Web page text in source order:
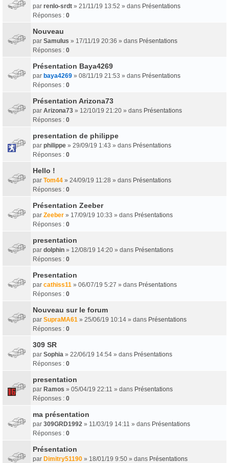
par renlo-srdt » 21/11/19 13:52 » dans Présentations
Réponses : 0
Nouveau
par Samulus » 17/11/19 20:36 » dans Présentations
Réponses : 0
Présentation Baya4269
par baya4269 » 08/11/19 21:53 » dans Présentations
Réponses : 0
Présentation Arizona73
par Arizona73 » 12/10/19 21:20 » dans Présentations
Réponses : 0
presentation de philippe
par philippe » 29/09/19 1:43 » dans Présentations
Réponses : 0
Hello !
par Tom44 » 24/09/19 11:28 » dans Présentations
Réponses : 0
Présentation Zeeber
par Zeeber » 17/09/19 10:33 » dans Présentations
Réponses : 0
presentation
par dolphin » 12/08/19 14:20 » dans Présentations
Réponses : 0
Presentation
par cathiss11 » 06/07/19 5:27 » dans Présentations
Réponses : 0
Nouveau sur le forum
par SupraMA61 » 25/06/19 10:14 » dans Présentations
Réponses : 0
309 SR
par Sophia » 22/06/19 14:54 » dans Présentations
Réponses : 0
presentation
par Ramos » 05/04/19 22:11 » dans Présentations
Réponses : 0
ma présentation
par 309GRD1992 » 11/03/19 14:11 » dans Présentations
Réponses : 0
Présentation
par Dimitry51190 » 18/01/19 9:50 » dans Présentations